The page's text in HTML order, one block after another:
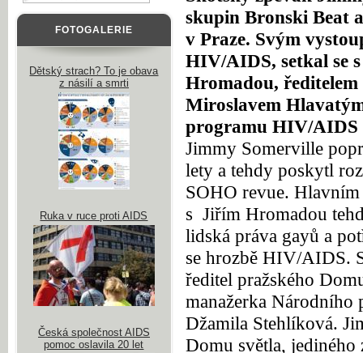
skupin Bronski Beat
v Praze. Svým
HIV/AIDS, setkal se
Hromadou,
Miroslavem
programu HIV/AIDS
Jimmy Somerville
lety a tehdy poskytl
SOHO revue.
s Jiřím Hromadou
lidská práva gayů a
se hrozbě HIV/AIDS.
ředitel pražského
manažerka
Džamila Stehlíková.
Domu světla, jediného
FOTOGALERIE
Dětský strach? To je obava
z násilí a smrti
Ruka v ruce proti AIDS
Česká společnost AIDS
pomoc oslavila 20 let